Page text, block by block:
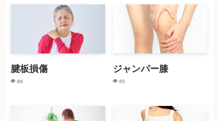
腱板損傷
66
ジャンパー膝
65